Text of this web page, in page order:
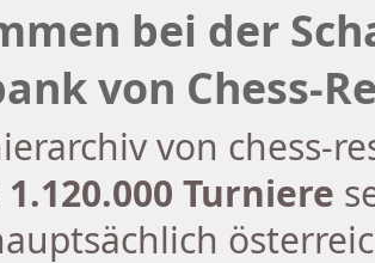
bei der
von Chess-
von chess-
1.120.000 Turniere